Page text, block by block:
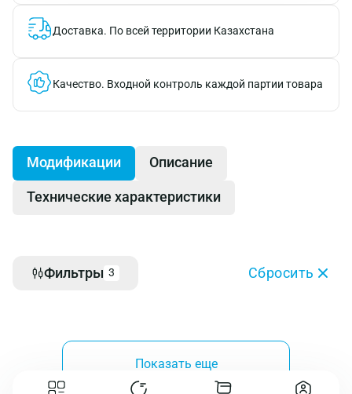
Доставка. По всей территории Казахстана
Качество. Входной контроль каждой партии товара
Модификации Описание
Технические характеристики
Фильтры 3 Сбросить
Показать еще